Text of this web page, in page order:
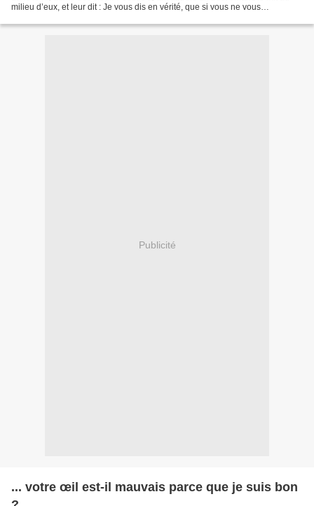
milieu d’eux, et leur dit : Je vous dis en vérité, que si vous ne vous
Publicité
... votre œil est-il mauvais parce que je suis bon